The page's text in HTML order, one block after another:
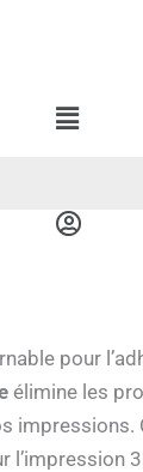
Menu
Menu
pour
élimine les
impressions.
l’impression